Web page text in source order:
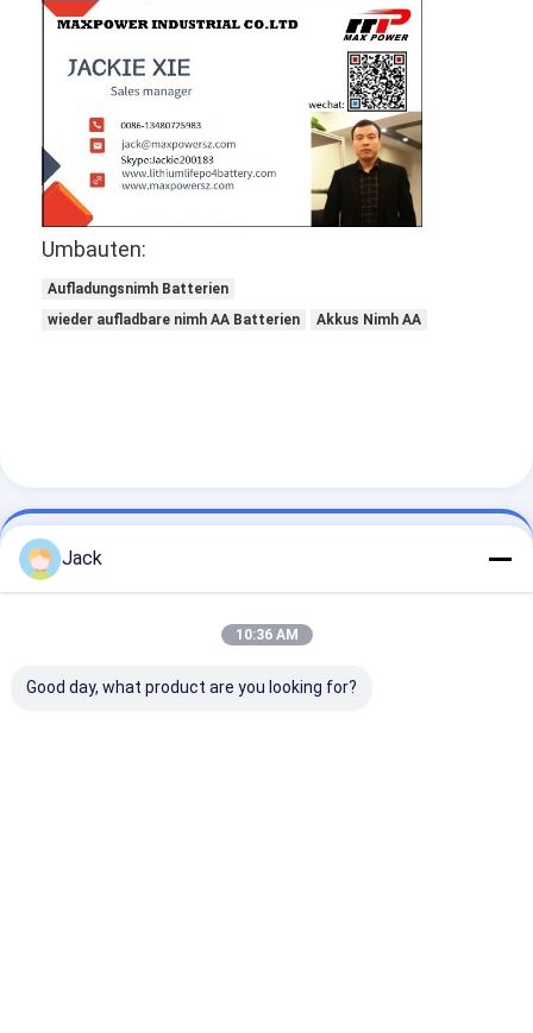
Umbauten:
Aufladungsnimh Batterien
wieder aufladbare nimh AA Batterien
Akkus Nimh AA
Sales Team
86-755-28998225
Gebäude B, internationale Mitte Fenglin, Longgang-
Mitte-Stadt, Longgang-Bezirk, Shenzhen, China.
Jack
10:36 AM
Good day, what product are you looking for?